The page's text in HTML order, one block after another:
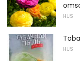
HUS
HUS